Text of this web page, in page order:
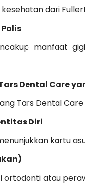
kesehatan dari
manfaat
Dental Care
Tars Dental
Diri
kartu
atau